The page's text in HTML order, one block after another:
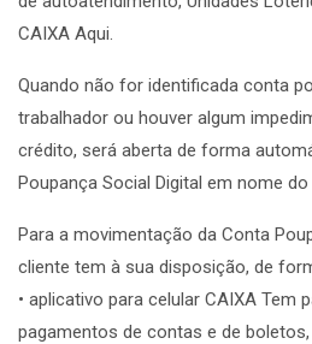
CAIXA Aqui.
Quando não for identificada conta
trabalhador ou houver algum
crédito, será aberta de forma
Poupança Social Digital em nome do
Para a movimentação da Conta
cliente tem à sua disposição, de
• aplicativo para celular CAIXA Tem
pagamentos de contas e de